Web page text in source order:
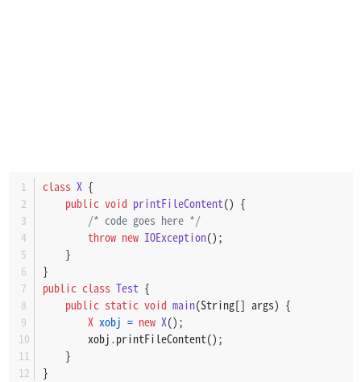
class X {
public void printFileContent() {
/* code goes here */
throw new IOException();
    }
}
public class Test {
public static void main(String[] args) {
X xobj = new X();
        xobj.printFileContent();
    }
}